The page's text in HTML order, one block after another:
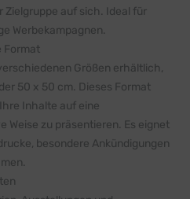
Zielgruppe auf sich. Ideal für
Werbekampagnen.
Format
Größen erhältlich,
50 x 50 cm. Dieses Format
Inhalte auf eine
Weise zu präsentieren. Es eignet
besondere Ankündigungen